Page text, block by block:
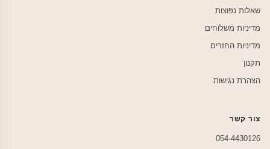
שאלות נפוצות
מדיניות משלוחים
מדיניות החזרים
תקנון
הצהרת נגישות
צור קשר
054-4430126